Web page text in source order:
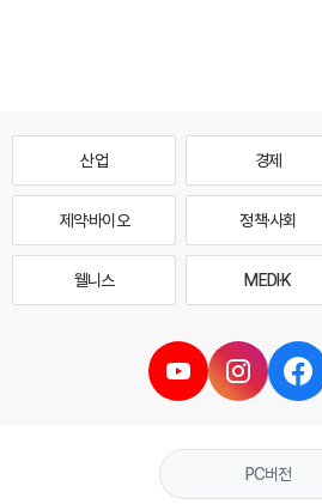
산업 경제
제약·바이오 정책·사회
웰니스 MEDI·K
PC버전